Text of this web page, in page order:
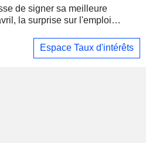
de signer sa meilleure
la surprise sur l'emploi
Espace Taux d'intérêts